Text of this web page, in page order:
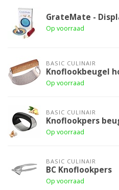
GrateMate -
Op voorraad
BASIC CULINAIR
Knoflookbeugel
Op voorraad
BASIC CULINAIR
Knoflookpers
Op voorraad
BASIC CULINAIR
BC Knoflookpers
Op voorraad